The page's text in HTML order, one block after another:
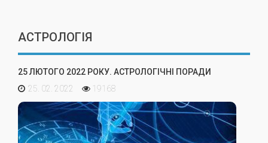
АСТРОЛОГІЯ
25 ЛЮТОГО 2022 РОКУ. АСТРОЛОГІЧНІ ПОРАДИ
25. 02. 2022
19168